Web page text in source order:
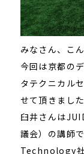
みなさん、こ
今回は京都の
タテクニカル
せて頂きました
臼井さんは
議会）の講師
Technology社